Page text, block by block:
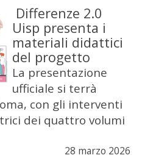
Differenze 2.0
Uisp presenta i
materiali didattici
del progetto
La presentazione
ufficiale si terrà
con gli interventi
dei quattro volumi
28 marzo 2026